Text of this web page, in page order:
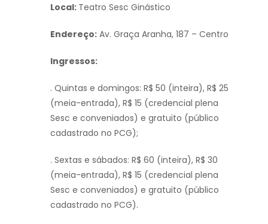
Local: Teatro Sesc Ginástico
Endereço: Av. Graça Aranha, 187 – Centro
Ingressos:
. Quintas e domingos: R$ 50 (inteira), R$ 25
(meia-entrada), R$ 15 (credencial plena
Sesc e conveniados) e gratuito (público
cadastrado no PCG);
. Sextas e sábados: R$ 60 (inteira), R$ 30
(meia-entrada), R$ 15 (credencial plena
Sesc e conveniados) e gratuito (público
cadastrado no PCG).